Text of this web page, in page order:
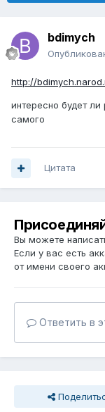
bdimych
http://
интересно будет
самого
Цитата
Вы можете
Если у вас есть
от имени своего
Ответить в